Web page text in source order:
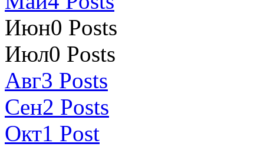
Июн0 Posts
Июл0 Posts
Авг3 Posts
Сен2 Posts
Окт1 Post